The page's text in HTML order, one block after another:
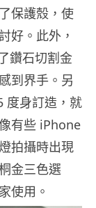
保護殼，使
好。此外，
鑽石切割金
到界手。另
度身訂造，就
有些 iPhone
拍攝時出現
金三色選
使用。